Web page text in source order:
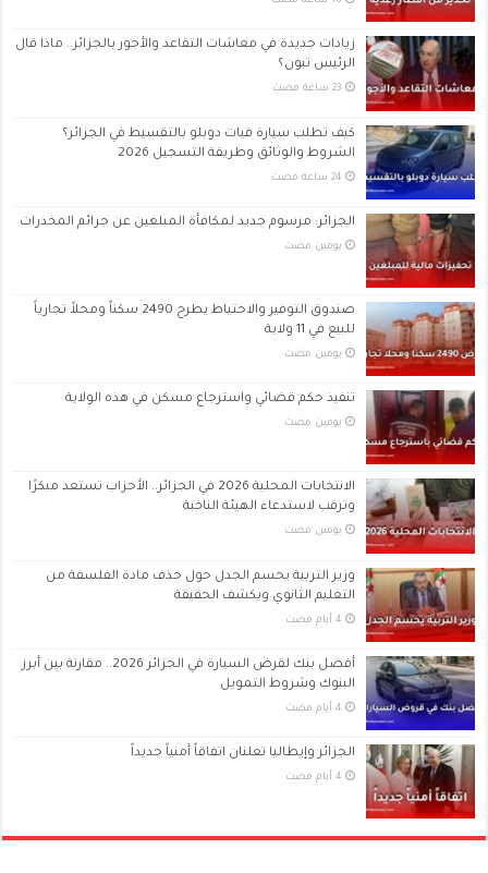
زيادات جديدة في معاشات التقاعد والأجور بالجزائر.. ماذا قال
الرئيس تبون؟
كيف تطلب سيارة فيات دوبلو بالتقسيط في الجزائر؟
الشروط والوثائق وطريقة التسجيل 2026
الجزائر: مرسوم جديد لمكافأة المبلغين عن جرائم المخدرات
‏يومين مضت
صندوق التوفير والاحتياط يطرح 2490 سكناً ومحلاً تجارياً
للبيع في 11 ولاية
‏يومين مضت
تنفيذ حكم قضائي واسترجاع مسكن في هذه الولاية
‏يومين مضت
الانتخابات المحلية 2026 في الجزائر.. الأحزاب تستعد مبكرًا
وترقب لاستدعاء الهيئة الناخبة
‏يومين مضت
وزير التربية يحسم الجدل حول حذف مادة الفلسفة من
التعليم الثانوي ويكشف الحقيقة
أفضل بنك لقرض السيارة في الجزائر 2026.. مقارنة بين أبرز
البنوك وشروط التمويل
الجزائر وإيطاليا تعلنان اتفاقاً أمنياً جديداً